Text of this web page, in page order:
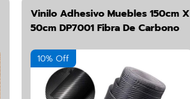
Vinilo Adhesivo Muebles 150cm X
50cm DP7001 Fibra De Carbono
10% Off